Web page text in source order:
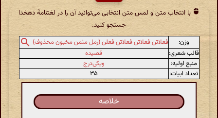
با انتخاب متن و لمس متن انتخابی می‌توانید آن را در لغتنامهٔ دهخدا
جستجو کنید.
وزن:
فعلاتن فعلاتن فعلاتن فعلن (رمل مثمن مخبون محذوف)
قالب شعری:
قصیده
منبع اولیه:
ویکی‌درج
تعداد ابیات:
۳۵
خلاصه